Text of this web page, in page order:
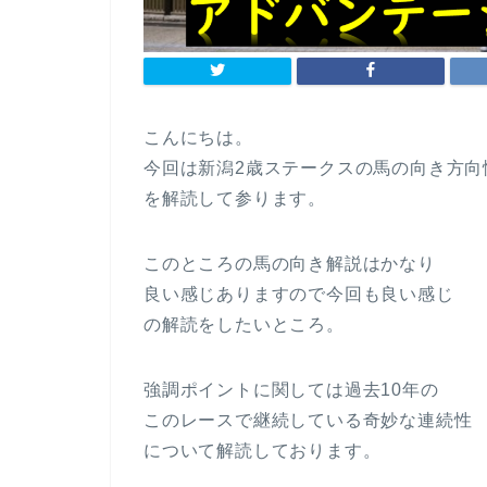
こんにちは。
今回は新潟2歳ステークスの馬の向き方向
を解読して参ります。
このところの馬の向き解説はかなり
良い感じありますので今回も良い感じ
の解読をしたいところ。
強調ポイントに関しては過去10年の
このレースで継続している奇妙な連続性
について解読しております。